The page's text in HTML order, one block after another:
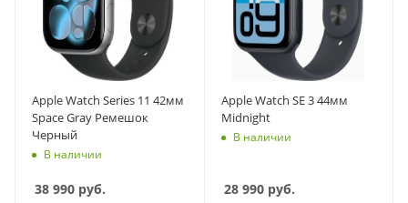
Apple Watch Series 11 42мм
Space Gray Ремешок
Черный
В наличии
38 990 руб.
Apple Watch SE 3 44мм
Midnight
В наличии
28 990руб.